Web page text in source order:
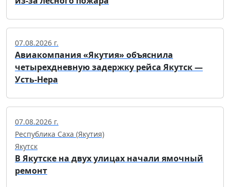
07.08.2026 г.
Авиакомпания «Якутия» объяснила
четырехдневную задержку рейса Якутск —
Усть-Нера
07.08.2026 г.
Республика Саха (Якутия)
Якутск
В Якутске на двух улицах начали ямочный
ремонт